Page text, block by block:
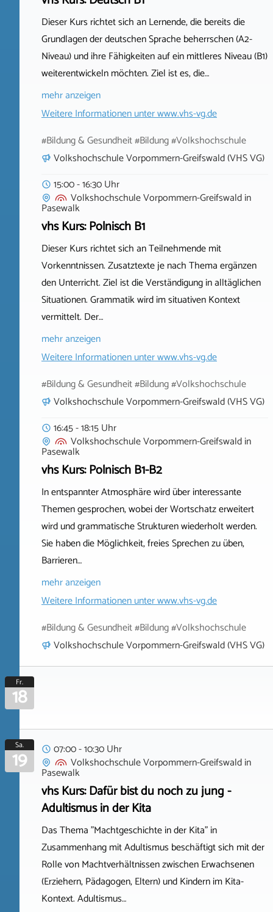
Dieser Kurs richtet sich an Lernende, die bereits die
Grundlagen der deutschen Sprache beherrschen (A2-
Niveau) und ihre Fähigkeiten auf ein mittleres Niveau (B1)
weiterentwickeln möchten. Ziel ist es, die…
mehr anzeigen
Weitere Informationen unterwww.vhs-vg.de
#Bildung & Gesundheit #Bildung #Volkshochschule
Volkshochschule Vorpommern-Greifswald (VHS VG)
15:00 - 16:30 Uhr
Volkshochschule Vorpommern-Greifswaldin
Pasewalk
vhs Kurs: Polnisch B1
Dieser Kurs richtet sich an Teilnehmende mit
Vorkenntnissen. Zusatztexte je nach Thema ergänzen
den Unterricht. Ziel ist die Verständigung in alltäglichen
Situationen. Grammatik wird im situativen Kontext
vermittelt. Der…
mehr anzeigen
Weitere Informationen unterwww.vhs-vg.de
#Bildung & Gesundheit #Bildung #Volkshochschule
Volkshochschule Vorpommern-Greifswald (VHS VG)
16:45 - 18:15 Uhr
Volkshochschule Vorpommern-Greifswaldin
Pasewalk
vhs Kurs: Polnisch B1-B2
In entspannter Atmosphäre wird über interessante
Themen gesprochen, wobei der Wortschatz erweitert
wird und grammatische Strukturen wiederholt werden.
Sie haben die Möglichkeit, freies Sprechen zu üben,
Barrieren…
mehr anzeigen
Weitere Informationen unterwww.vhs-vg.de
#Bildung & Gesundheit #Bildung #Volkshochschule
Volkshochschule Vorpommern-Greifswald (VHS VG)
Fr.
18
Sa.
19
07:00 - 10:30 Uhr
Volkshochschule Vorpommern-Greifswaldin
Pasewalk
vhs Kurs: Dafür bist du noch zu jung -
Adultismus in der Kita
Das Thema "Machtgeschichte in der Kita" in
Zusammenhang mit Adultismus beschäftigt sich mit der
Rolle von Machtverhältnissen zwischen Erwachsenen
(Erziehern, Pädagogen, Eltern) und Kindern im Kita-
Kontext. Adultismus…